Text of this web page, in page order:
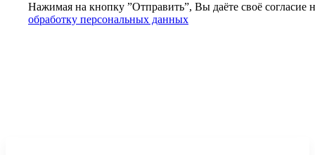
Нажимая на кнопку ”Отправить”, Вы даёте своё согласие
обработку персональных данных